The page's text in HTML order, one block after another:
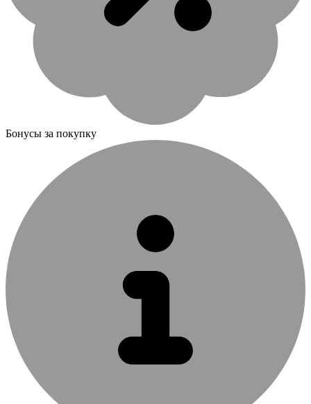
Бонусы за покупку